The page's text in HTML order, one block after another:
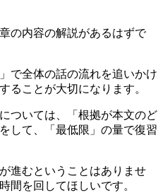
の内容の解説があるはずで
で全体の話の流れを追いかけ
ることが大切になります。
ついては、「根拠が本文のど
して、「最低限」の量で復習
進むということはありませ
間を回してほしいです。